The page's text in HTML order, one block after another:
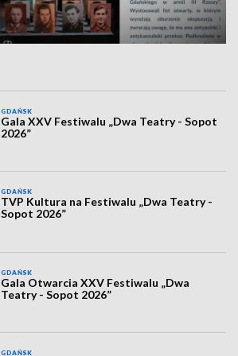
GDAŃSK
Gala XXV Festiwalu „Dwa Teatry - Sopot
2026”
GDAŃSK
TVP Kultura na Festiwalu „Dwa Teatry -
Sopot 2026”
GDAŃSK
Gala Otwarcia XXV Festiwalu „Dwa
Teatry - Sopot 2026”
GDAŃSK